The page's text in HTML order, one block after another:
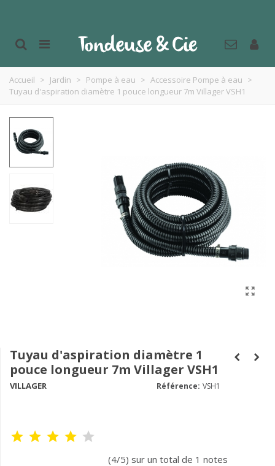
Accueil > Jardin > Pompe à eau > Accessoire Pompe à eau >
Tuyau d'aspiration diamètre 1 pouce longueur 7m Villager VSH1
Tuyau d'aspiration diamètre 1
pouce longueur 7m Villager VSH1
VILLAGER Référence: VSH1
(4/5) sur un total de 1 notes